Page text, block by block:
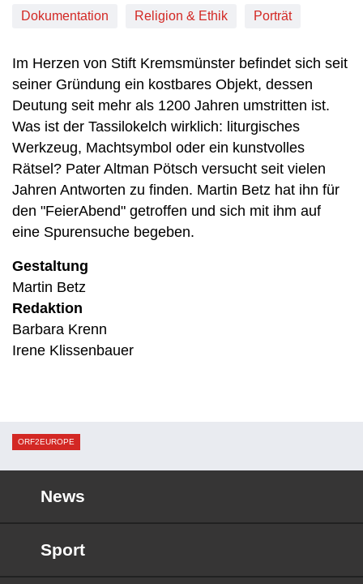
Dokumentation Religion & Ethik Porträt
Im Herzen von Stift Kremsmünster befindet sich seit
seiner Gründung ein kostbares Objekt, dessen
Deutung seit mehr als 1200 Jahren umstritten ist.
Was ist der Tassilokelch wirklich: liturgisches
Werkzeug, Machtsymbol oder ein kunstvolles
Rätsel? Pater Altman Pötsch versucht seit vielen
Jahren Antworten zu finden. Martin Betz hat ihn für
den "FeierAbend" getroffen und sich mit ihm auf
eine Spurensuche begeben.
Gestaltung
Martin Betz
Redaktion
Barbara Krenn
Irene Klissenbauer
ORF2EUROPE
News
Sport